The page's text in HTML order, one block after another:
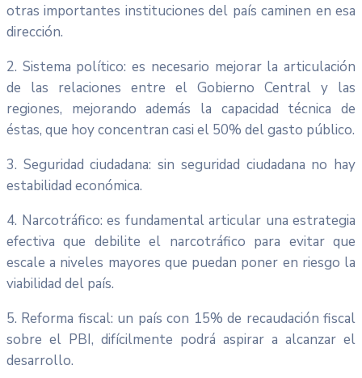
otras importantes instituciones del país caminen en esa
dirección.
2. Sistema político: es necesario mejorar la articulación
de las relaciones entre el Gobierno Central y las
regiones, mejorando además la capacidad técnica de
éstas, que hoy concentran casi el 50% del gasto público.
3. Seguridad ciudadana: sin seguridad ciudadana no hay
estabilidad económica.
4. Narcotráfico: es fundamental articular una estrategia
efectiva que debilite el narcotráfico para evitar que
escale a niveles mayores que puedan poner en riesgo la
viabilidad del país.
5. Reforma fiscal: un país con 15% de recaudación fiscal
sobre el PBI, difícilmente podrá aspirar a alcanzar el
desarrollo.